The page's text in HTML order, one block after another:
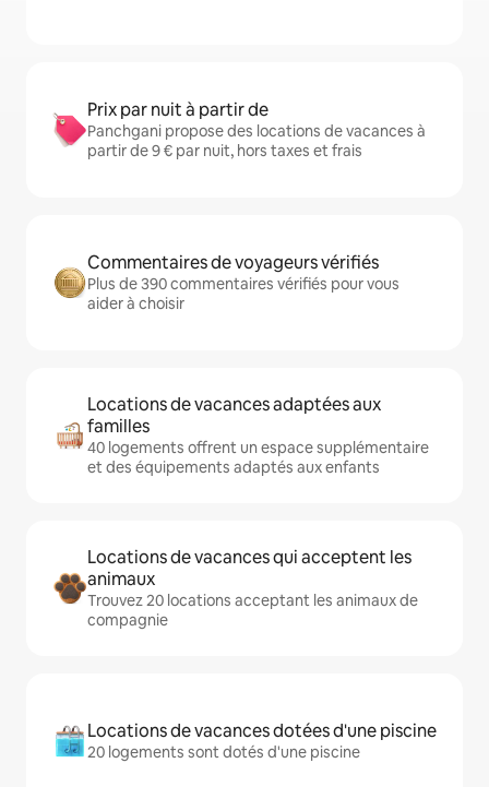
Prix par nuit à partir de
Panchgani propose des locations de vacances à
partir de 9 € par nuit, hors taxes et frais
Commentaires de voyageurs vérifiés
Plus de 390 commentaires vérifiés pour vous
aider à choisir
Locations de vacances adaptées aux
familles
40 logements offrent un espace supplémentaire
et des équipements adaptés aux enfants
Locations de vacances qui acceptent les
animaux
Trouvez 20 locations acceptant les animaux de
compagnie
Locations de vacances dotées d'une piscine
20 logements sont dotés d'une piscine